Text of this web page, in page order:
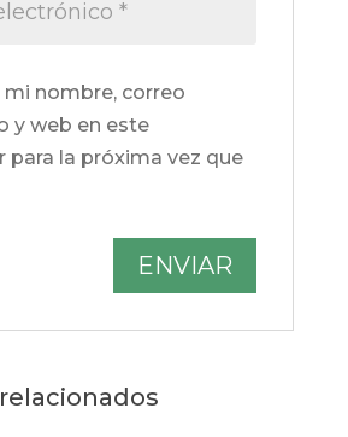
mi nombre, correo
y web en este
para la próxima vez que